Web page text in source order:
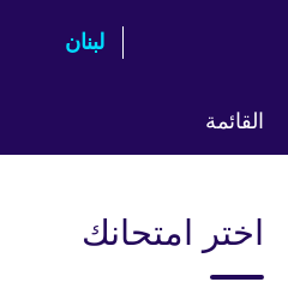
لبنان
القائمة
language
اختر امتحانك